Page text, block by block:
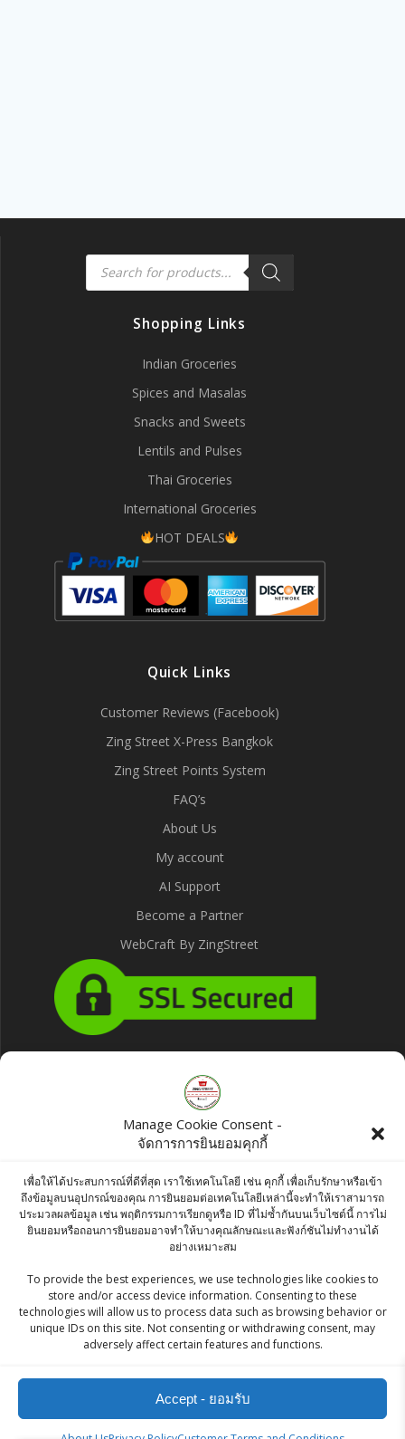
Manage Cookie Consent -
จัดการการยินยอมคุกกี้
เพื่อให้ได้ประสบการณ์ที่ดีที่สุด เราใช้เทคโนโลยี เช่น คุกกี้ เพื่อเก็บรักษาหรือเข้า
ถึงข้อมูลบนอุปกรณ์ของคุณ การยินยอมต่อเทคโนโลยีเหล่านี้จะทำให้เราสามารถ
ประมวลผลข้อมูล เช่น พฤติกรรมการเรียกดูหรือ ID ที่ไม่ซ้ำกันบนเว็บไซต์นี้ การไม่
ยินยอมหรือถอนการยินยอมอาจทำให้บางคุณลักษณะและฟังก์ชันไม่ทำงานได้
อย่างเหมาะสม
To provide the best experiences, we use technologies like cookies to
store and/or access device information. Consenting to these
technologies will allow us to process data such as browsing behavior or
unique IDs on this site. Not consenting or withdrawing consent, may
adversely affect certain features and functions.
Accept - ยอมรับ
Products
search
Shopping Links
Indian Groceries
Spices and Masalas
Snacks and Sweets
Lentils and Pulses
Thai Groceries
International Groceries
HOT DEALS
Quick Links
Customer Reviews (Facebook)
Zing Street X-Press Bangkok
Zing Street Points System
FAQ’s
About Us
My account
AI Support
Become a Partner
WebCraft By ZingStreet
Products
McGarrett Quick Cooking Oats 400g
price
was:
฿65.00.
price
is:
฿60.00.
Fresh Doda Dry Fruit Barfi 500g - Indian
Sweets
Bikano Ready to Eat Dal Tadka 300g
฿90.00 Original
฿85.50Current